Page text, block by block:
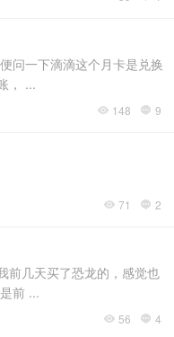
问一下滴滴这个月卡是兑换
， ...
 148  9
 71  2
前几天买了恐龙的，感觉也
前 ...
 56  4